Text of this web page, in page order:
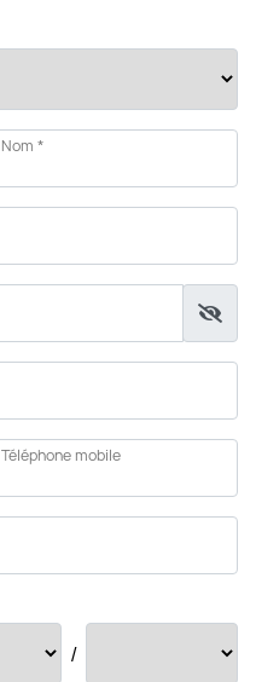
Nom *
Téléphone mobile
/